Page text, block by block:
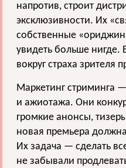
напротив, строит
эксклюзивности. Их
собственные
увидеть больше нигде.
вокруг страха зрителя
Маркетинг стриминга
и ажиотажа. Они
громкие анонсы,
новая премьера
Их задача — сделать
не забывали